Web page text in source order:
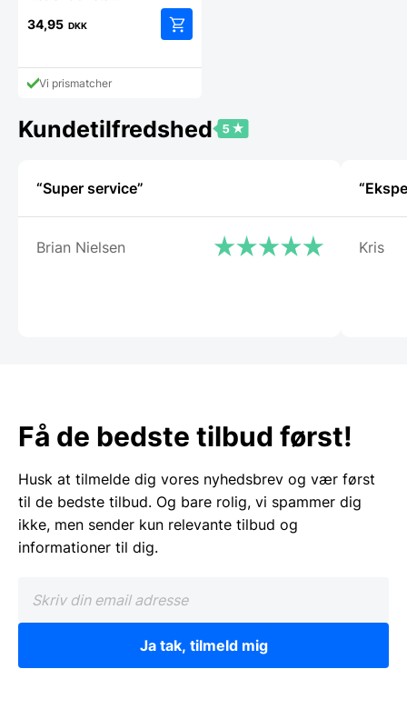
34,95 DKK
Vi prismatcher
Kundetilfredshed
“Super service”
Brian Nielsen Kris
Få de bedste tilbud først!
Husk at tilmelde dig vores nyhedsbrev og vær først
til de bedste tilbud. Og bare rolig, vi spammer dig
ikke, men sender kun relevante tilbud og
informationer til dig.
Ja tak, tilmeld mig